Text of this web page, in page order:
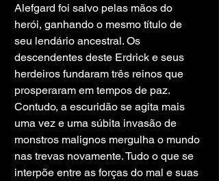
Alefgard foi salvo pelas mãos do
herói, ganhando o mesmo título de
seu lendário ancestral. Os
descendentes deste Erdrick e seus
herdeiros fundaram três reinos que
prosperaram em tempos de paz.
Contudo, a escuridão se agita mais
uma vez e uma súbita invasão de
monstros malignos mergulha o mundo
nas trevas novamente. Tudo o que se
interpõe entre as forças do mal e suas